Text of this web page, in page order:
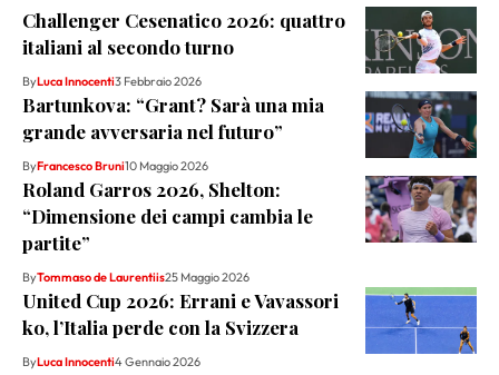
Challenger Cesenatico 2026: quattro
italiani al secondo turno
ByLuca Innocenti3 Febbraio 2026
Bartunkova: “Grant? Sarà una mia
grande avversaria nel futuro”
ByFrancesco Bruni10 Maggio 2026
Roland Garros 2026, Shelton:
“Dimensione dei campi cambia le
partite”
ByTommaso de Laurentiis25 Maggio 2026
United Cup 2026: Errani e Vavassori
ko, l’Italia perde con la Svizzera
ByLuca Innocenti4 Gennaio 2026